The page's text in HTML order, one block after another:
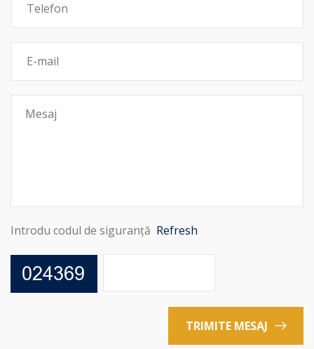
Introdu codul de siguranță Refresh
TRIMITE MESAJ